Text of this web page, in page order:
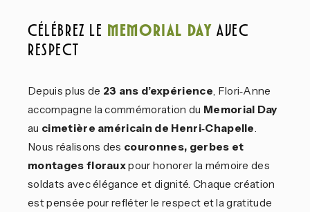
Célébrez le Memorial Day avec
respect
Depuis plus de 23 ans d’expérience, Flori‑Anne
accompagne la commémoration du Memorial Day
au cimetière américain de Henri‑Chapelle.
Nous réalisons des couronnes, gerbes et
montages florauxpour honorer la mémoire des
soldats avec élégance et dignité. Chaque création
est pensée pour refléter le respect et la gratitude